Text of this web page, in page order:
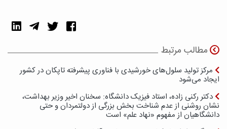
مطالب مرتبط
مرکز تولید سلول‌های خورشیدی با فناوری پیشرفته تاپکان در کشور
ایجاد می‌شود
دکتر رکنی زاده، استاد فیزیک دانشگاه: سخنان اخیر وزیر بهداشت،
نشان روشنی از عدم شناخت بخش بزرگی از دولتمردان و حتی
دانشگاهیان از مفهوم «نهاد علم» است